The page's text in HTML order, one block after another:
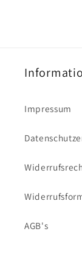
Impressum
AGB's